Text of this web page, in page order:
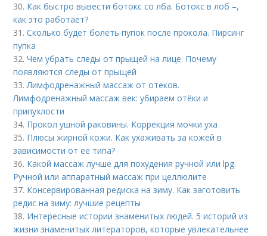
30. Как быстро вывести ботокс со лба. Ботокс в лоб –,
как это работает?
31.Сколько будет болеть пупок после прокола. Пирсинг
пупка
32.Чем убрать следы от прыщей на лице. Почему
появляются следы от прыщей
33.Лимфодренажный массаж от отеков.
Лимфодренажный массаж век: убираем отёки и
припухлости
34. Прокол ушной раковины. Коррекция мочки уха
35. Плюсы жирной кожи. Как ухаживать за кожей в
зависимости от ее типа?
36. Какой массаж лучше для похудения ручной или lpg.
Ручной или аппаратный массаж при целлюлите
37. Консервированная редиска на зиму. Как заготовить
редис на зиму: лучшие рецепты
38. Интересные истории знаменитых людей. 5 историй из
жизни знаменитых литераторов, которые увлекательнее